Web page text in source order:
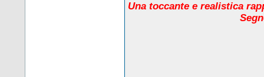
Una toccante e realistica